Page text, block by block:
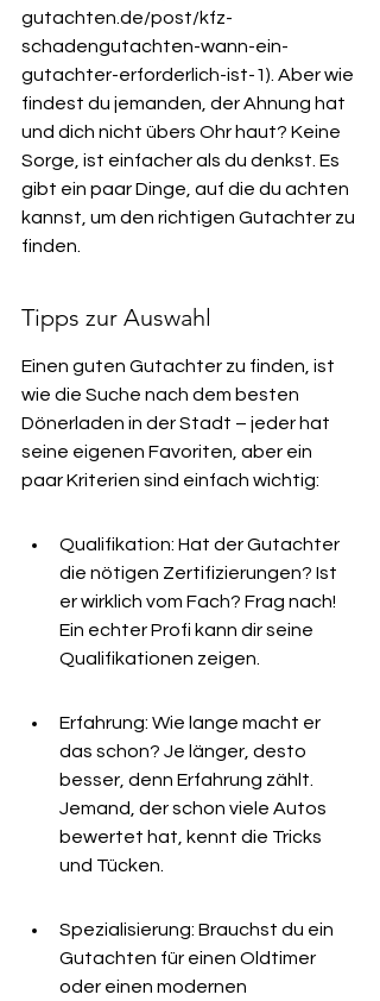
gutachten.de/post/kfz-
schadengutachten-wann-ein-
gutachter-erforderlich-ist-1). Aber wie
findest du jemanden, der Ahnung hat
und dich nicht übers Ohr haut? Keine
Sorge, ist einfacher als du denkst. Es
gibt ein paar Dinge, auf die du achten
kannst, um den richtigen Gutachter zu
finden.
Tipps zur Auswahl
Einen guten Gutachter zu finden, ist
wie die Suche nach dem besten
Dönerladen in der Stadt – jeder hat
seine eigenen Favoriten, aber ein
paar Kriterien sind einfach wichtig:
Qualifikation: Hat der Gutachter
die nötigen Zertifizierungen? Ist
er wirklich vom Fach? Frag nach!
Ein echter Profi kann dir seine
Qualifikationen zeigen.
Erfahrung: Wie lange macht er
das schon? Je länger, desto
besser, denn Erfahrung zählt.
Jemand, der schon viele Autos
bewertet hat, kennt die Tricks
und Tücken.
Spezialisierung: Brauchst du ein
Gutachten für einen Oldtimer
oder einen modernen